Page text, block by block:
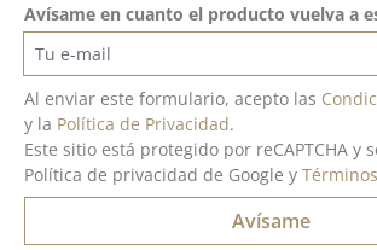
Avísame en cuanto el producto vuelva a
Al enviar este formulario, acepto las
y la Política de Privacidad.
Este sitio está protegido por reCAPTCHA y
Política de privacidad de Google y
Avísame